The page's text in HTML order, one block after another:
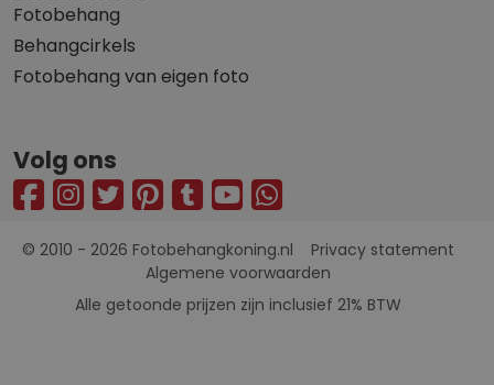
Fotobehang
Behangcirkels
Fotobehang van eigen foto
Volg ons
© 2010 - 2026 Fotobehangkoning.nl
Privacy statement
Algemene voorwaarden
Alle getoonde prijzen zijn inclusief 21% BTW